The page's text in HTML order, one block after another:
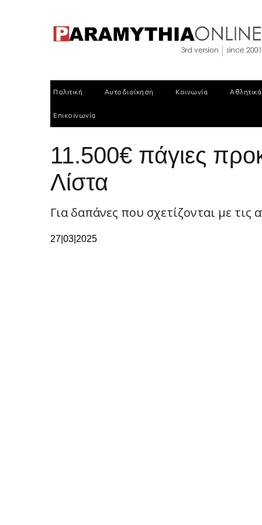
Πολιτική Αυτοδιοίκηση Κοινωνία Αθλητικά
Επικοινωνία
11.500€ πάγιες
Λίστα
Για δαπάνες που σχετίζονται με τις
27|03|2025